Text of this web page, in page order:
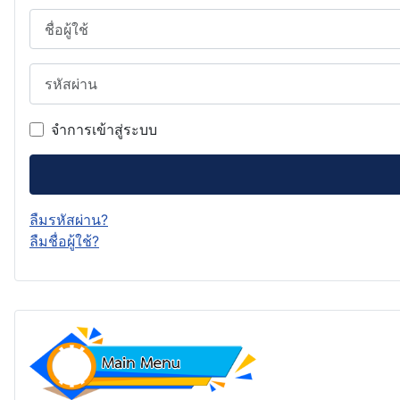
ชื่อผู้ใช้
รหัสผ่าน
จำการเข้าสู่ระบบ
ลืมรหัสผ่าน?
ลืมชื่อผู้ใช้?